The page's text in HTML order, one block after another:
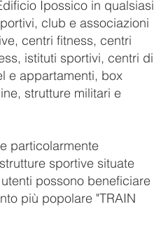
Ipossico in qualsiasi
club e associazioni
centri fitness, centri
istituti sportivi, centri di
e appartamenti, box
strutture militari e
particolarmente
sportive situate
possono beneficiare
più popolare "TRAIN